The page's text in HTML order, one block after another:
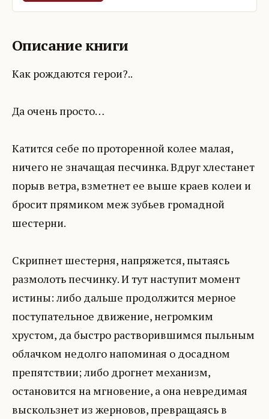
Описание книги
Как рождаются герои?..
Да очень просто…
Катится себе по проторенной колее малая,
ничего не значащая песчинка. Вдруг хлестанет
порыв ветра, взметнет ее выше краев колеи и
бросит прямиком меж зубьев громадной
шестерни.
Скрипнет шестерня, напряжется, пытаясь
размолоть песчинку. И тут наступит момент
истины: либо дальше продолжится мерное
поступательное движение, негромким
хрустом, да быстро растворившимся пыльным
облачком недолго напоминая о досадном
препятствии; либо дрогнет механизм,
остановится на мгновение, а она невредимая
выскользнет из жерновов, превращаясь в